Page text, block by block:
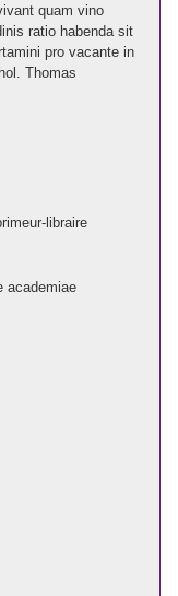
quam vino
ratio habenda sit
pro vacante in
Thomas
libraire
academiae